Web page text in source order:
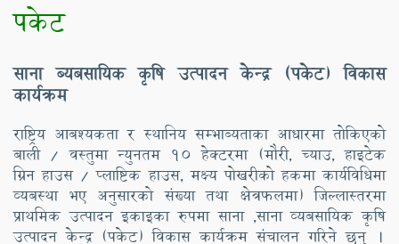
पकेट
साना ब्यबसायिक कृषि उत्पादन केन्द्र (पकेट) विकास
कार्यक्रम
राष्ट्रिय आबश्यकता र स्थानिय सम्भाब्यताका आधारमा तोकिएको
बाली / वस्तुमा न्युनतम १० हेक्टरमा (मौरी, च्याउ, हाइटेक
ग्रिन हाउस / प्लाष्टिक हाउस, मक्ष्य पोखरीको हकमा कार्यविधिमा
व्यबस्था भए अनुसारको संख्या तथा क्षेत्रफलमा) जिल्लास्तरमा
प्राथमिक उत्पादन इकाइका रुपमा साना ,साना व्यबसायिक कृषि
उत्पादन केन्द्र (पकेट) विकास कार्यक्रम संचालन गरिने छन् ।